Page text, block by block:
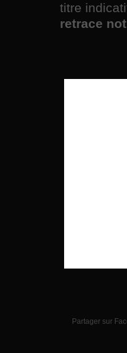
titre
retrace
Partager sur